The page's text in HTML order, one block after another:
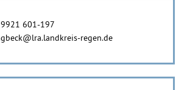
601-197
regen.de